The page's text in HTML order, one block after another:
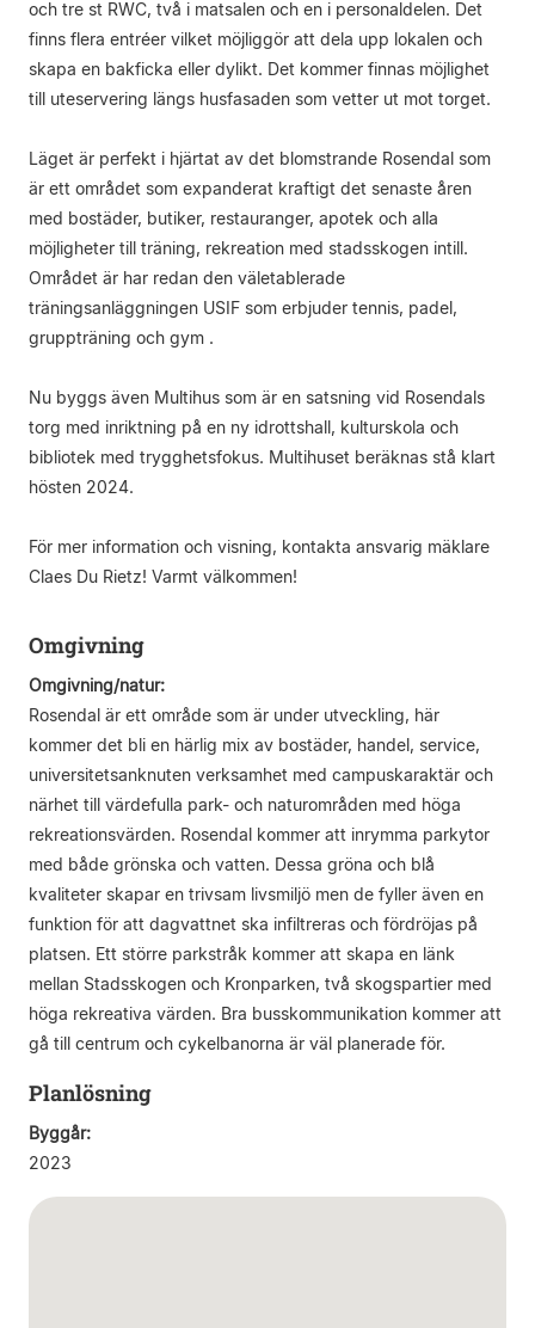
och tre st RWC, två i matsalen och en i personaldelen. Det
finns flera entréer vilket möjliggör att dela upp lokalen och
skapa en bakficka eller dylikt. Det kommer finnas möjlighet
till uteservering längs husfasaden som vetter ut mot torget.
Läget är perfekt i hjärtat av det blomstrande Rosendal som
är ett området som expanderat kraftigt det senaste åren
med bostäder, butiker, restauranger, apotek och alla
möjligheter till träning, rekreation med stadsskogen intill.
Området är har redan den väletablerade
träningsanläggningen USIF som erbjuder tennis, padel,
gruppträning och gym .
Nu byggs även Multihus som är en satsning vid Rosendals
torg med inriktning på en ny idrottshall, kulturskola och
bibliotek med trygghetsfokus. Multihuset beräknas stå klart
hösten 2024.
För mer information och visning, kontakta ansvarig mäklare
Claes Du Rietz! Varmt välkommen!
Omgivning
Omgivning/natur:
Rosendal är ett område som är under utveckling, här
kommer det bli en härlig mix av bostäder, handel, service,
universitetsanknuten verksamhet med campuskaraktär och
närhet till värdefulla park- och naturområden med höga
rekreationsvärden. Rosendal kommer att inrymma parkytor
med både grönska och vatten. Dessa gröna och blå
kvaliteter skapar en trivsam livsmiljö men de fyller även en
funktion för att dagvattnet ska infiltreras och fördröjas på
platsen. Ett större parkstråk kommer att skapa en länk
mellan Stadsskogen och Kronparken, två skogspartier med
höga rekreativa värden. Bra busskommunikation kommer att
gå till centrum och cykelbanorna är väl planerade för.
Planlösning
Byggår:
2023